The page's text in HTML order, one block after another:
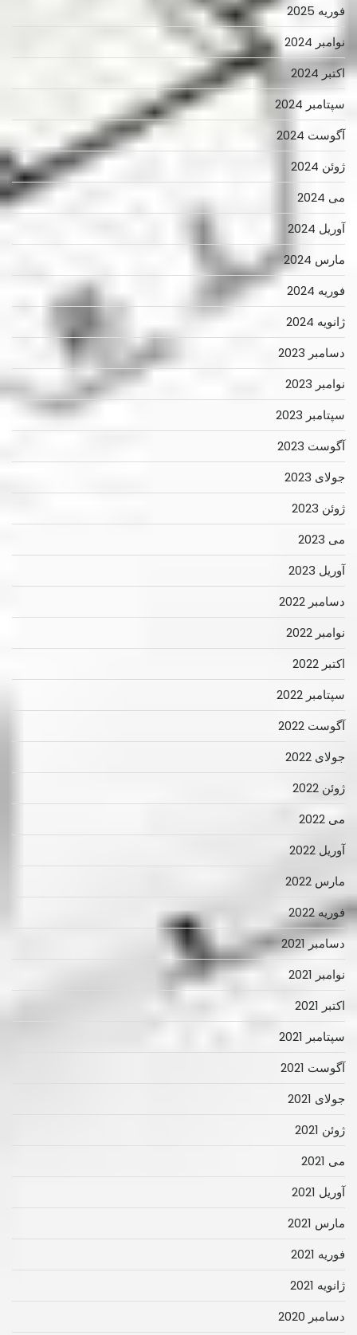
فوریه 2025
نوامبر 2024
اکتبر 2024
سپتامبر 2024
آگوست 2024
ژوئن 2024
می 2024
آوریل 2024
مارس 2024
فوریه 2024
ژانویه 2024
دسامبر 2023
نوامبر 2023
سپتامبر 2023
آگوست 2023
جولای 2023
ژوئن 2023
می 2023
آوریل 2023
دسامبر 2022
نوامبر 2022
اکتبر 2022
سپتامبر 2022
آگوست 2022
جولای 2022
ژوئن 2022
می 2022
آوریل 2022
مارس 2022
فوریه 2022
دسامبر 2021
نوامبر 2021
اکتبر 2021
سپتامبر 2021
آگوست 2021
جولای 2021
ژوئن 2021
می 2021
آوریل 2021
مارس 2021
فوریه 2021
ژانویه 2021
دسامبر 2020